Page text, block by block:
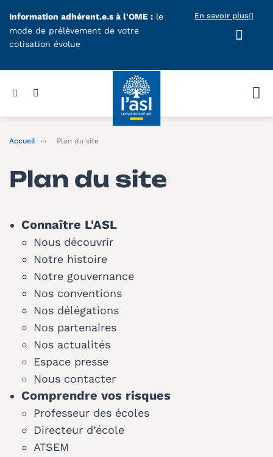
Information adhérent.e.s à l'OME : le
mode de prélèvement de votre
cotisation évolue
En savoir plus
Accueil Plan du site
Plan du site
Connaître L'ASL
Nous découvrir
Notre histoire
Notre gouvernance
Nos conventions
Nos délégations
Nos partenaires
Nos actualités
Espace presse
Nous contacter
Comprendre vos risques
Professeur des écoles
Directeur d’école
ATSEM